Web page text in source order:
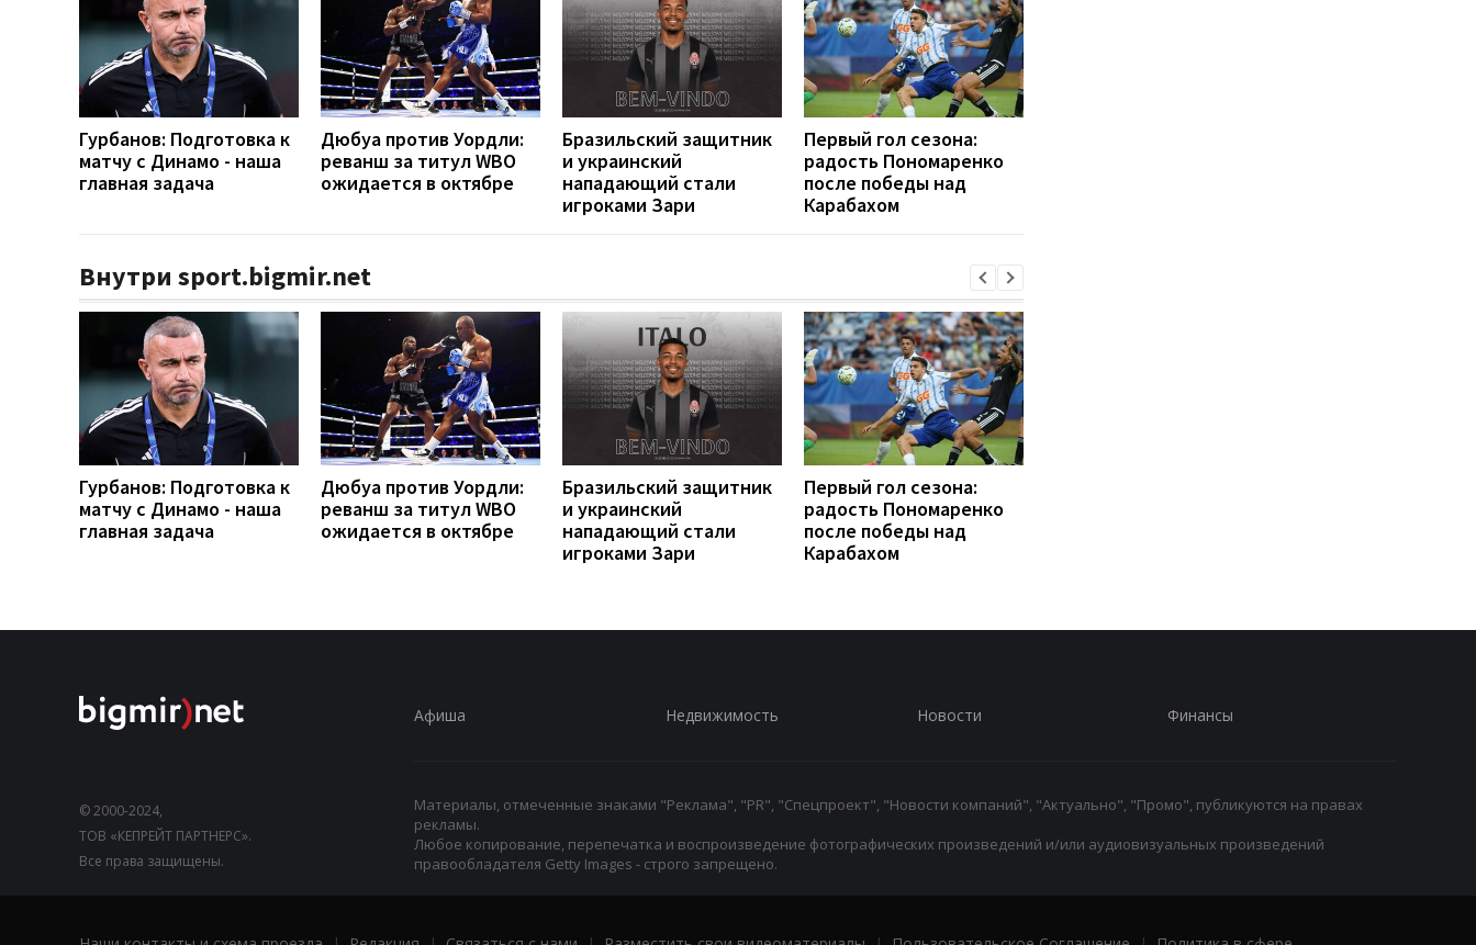
Гурбанов: Подготовка к
матчу с Динамо - наша
главная задача
Дюбуа против Уордли:
реванш за титул WBO
ожидается в октябре
Бразильский защитник
и украинский
нападающий стали
игроками Зари
Первый гол сезона:
радость Пономаренко
после победы над
Карабахом
Внутри sport.bigmir.net
Гурбанов: Подготовка к
матчу с Динамо - наша
главная задача
Дюбуа против Уордли:
реванш за титул WBO
ожидается в октябре
Бразильский защитник
и украинский
нападающий стали
игроками Зари
Первый гол сезона:
радость Пономаренко
после победы над
Карабахом
© 2000-2024,
ТОВ «КЕПРЕЙТ ПАРТНЕРС».
Все права защищены.
Афиша Недвижимость Новости Финансы
Материалы, отмеченные знаками "Реклама", "PR", "Спецпроект", "Новости компаний", "Актуально", "Промо", публикуются на правах
рекламы.
Любое копирование, перепечатка и воспроизведение фотографических произведений и/или аудиовизуальных произведений
правообладателя Getty Images - строго запрещено.